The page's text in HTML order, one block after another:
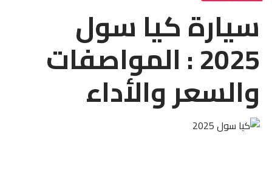
سيارة كيا سول
2025 : المواصفات
والسعر والأداء